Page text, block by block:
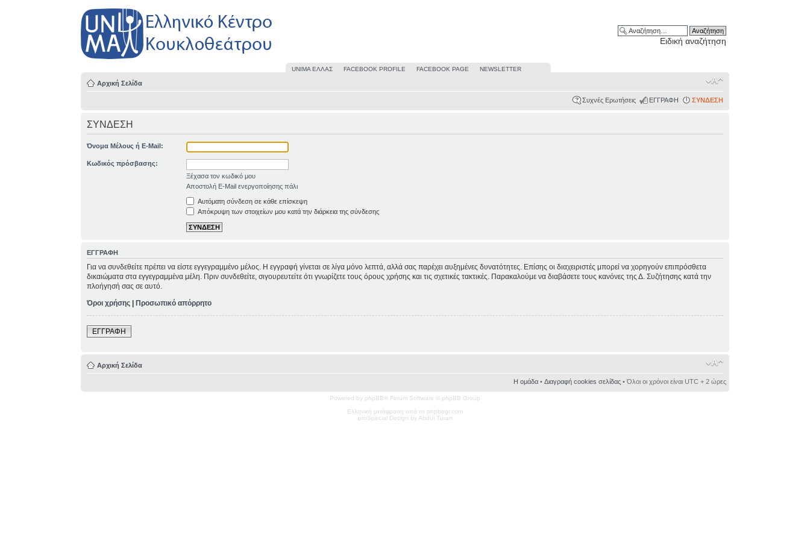
Ειδική αναζήτηση
UΝΙΜΑ ΕΛΛΑΣ FACEBOOK PROFILE FACEBOOK PAGE NEWSLETTER
Αρχική Σελίδα
Συχνές Ερωτήσεις ΕΓΓΡΑΦΗ ΣΥΝΔΕΣΗ
ΣΥΝΔΕΣΗ
Όνομα Μέλους ή E-Mail:
Κωδικός πρόσβασης:
Ξέχασα τον κωδικό μου
Αποστολή E-Mail ενεργοποίησης πάλι
Αυτόματη σύνδεση σε κάθε επίσκεψη
Απόκρυψη των στοιχείων μου κατά την διάρκεια της σύνδεσης
ΕΓΓΡΑΦΗ
Για να συνδεθείτε πρέπει να είστε εγγεγραμμένο μέλος. Η εγγραφή γίνεται σε λίγα μόνο λεπτά, αλλά σας παρέχει αυξημένες δυνατότητες. Επίσης οι διαχειριστές μπορεί να χορηγούν επιπρόσθετα
δικαιώματα στα εγγεγραμμένα μέλη. Πριν συνδεθείτε, σιγουρευτείτε ότι γνωρίζετε τους όρους χρήσης και τις σχετικές τακτικές. Παρακαλούμε να διαβάσετε τους κανόνες της Δ. Συζήτησης κατά την
πλοήγησή σας σε αυτό.
Όροι χρήσης |Προσωπικό απόρρητο
ΕΓΓΡΑΦΗ
Αρχική Σελίδα
Η ομάδα• Διαγραφή cookies σελίδας• Όλοι οι χρόνοι είναι UTC + 2 ώρες
Powered by phpBB® Forum Software © phpBB Group
Ελληνική μετάφραση από το phpbbgr.com
proSpecial Design by Abdul Turan